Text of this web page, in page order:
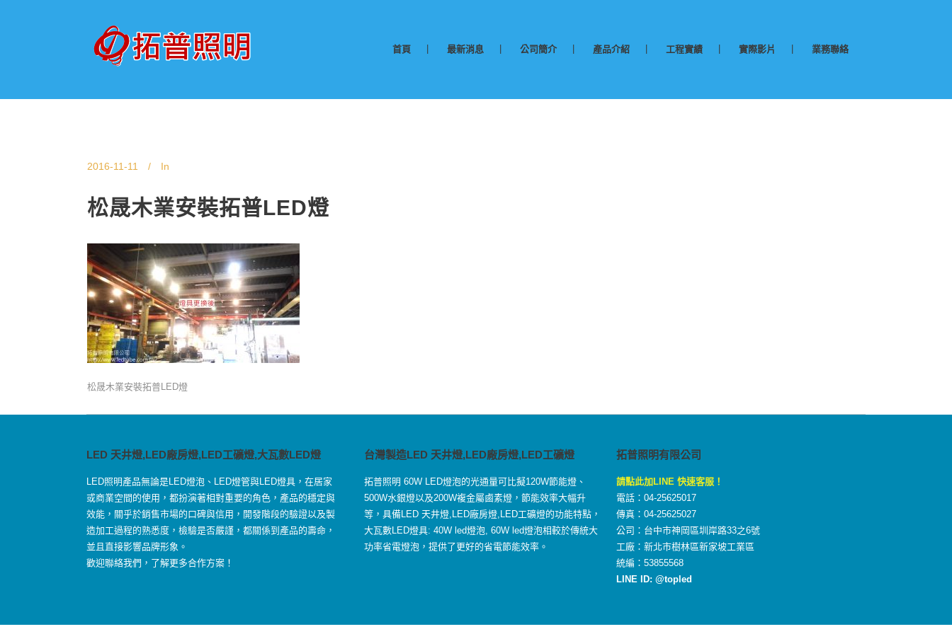
首頁 最新消息 公司簡介 產品介紹 工程實績 實際影片 業務聯絡
2016-11-11 In
松晟木業安裝拓普LED燈
松晟木業安裝拓普LED燈
LED 天井燈,LED廠房燈,LED工礦燈,大瓦數LED燈
LED照明產品無論是LED燈泡、LED燈管與LED燈具，在居家
或商業空間的使用，都扮演著相對重要的角色，產品的穩定與
效能，關乎於銷售市場的口碑與信用，開發階段的驗證以及製
造加工過程的熟悉度，檢驗是否嚴謹，都關係到產品的壽命，
並且直接影響品牌形象。
歡迎聯絡我們，了解更多合作方案！
台灣製造LED 天井燈,LED廠房燈,LED工礦燈
拓普照明 60W LED燈泡的光通量可比擬120W節能燈、
500W水銀燈以及200W複金屬鹵素燈，節能效率大幅升
等，具備LED 天井燈,LED廠房燈,LED工礦燈的功能特點，
大瓦數LED燈具: 40W led燈泡, 60W led燈泡相較於傳統大
功率省電燈泡，提供了更好的省電節能效率。
拓普照明有限公司
請點此加LINE 快速客服！
電話：04-25625017
傳真：04-25625027
公司：台中市神岡區圳岸路33之6號
工廠：新北市樹林區新家坡工業區
統編：53855568
LINE ID: @topled